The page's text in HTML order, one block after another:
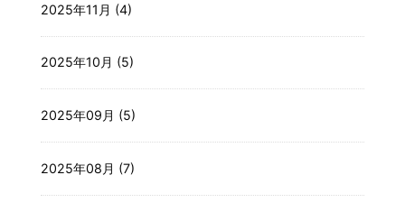
2025年11月 (4)
2025年10月 (5)
2025年09月 (5)
2025年08月 (7)